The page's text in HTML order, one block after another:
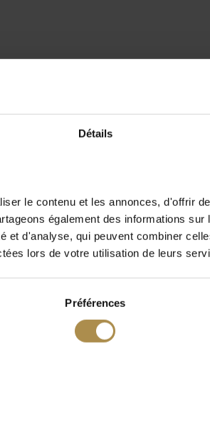
Détails
le contenu et les annonces, d'offrir
également des informations
et d'analyse, qui peuvent combiner
lors de votre utilisation de leurs
Préférences